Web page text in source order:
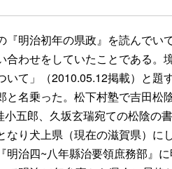
明治初年の県政』を読んでい
合わせをしていたことである
いて」（2010.05.12掲載）と
と名乗った。松下村塾で吉田
五郎、久坂玄瑞宛ての松陰の
なり犬上県（現在の滋賀県）
明治四~八年縣治要領庶務部』